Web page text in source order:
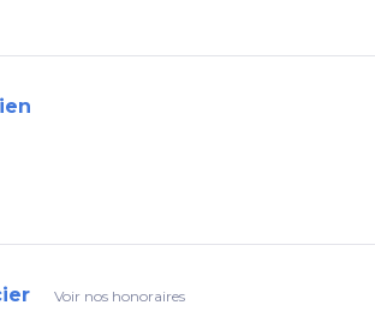
Voir nos honoraires
Voir les photos